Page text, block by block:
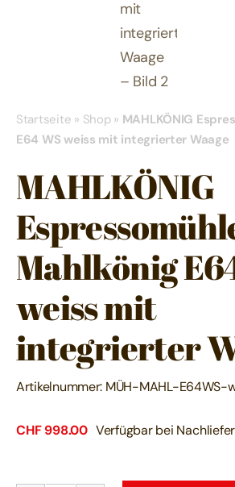
Startseite » Shop» MAHLKÖNIG
E64 WS weiss mit integrierter Waage
MAHLKÖNIG
Mahlkönig
weiss mit
integrierter
Artikelnummer: MÜH-MAHL-E64WS-
CHF 998.00 Verfügbar bei